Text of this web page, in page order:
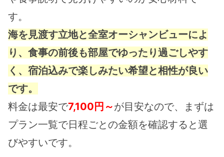
す。
海を見渡す立地と全室オーシャンビューによ
り、食事の前後も部屋でゆったり過ごしやす
く、宿泊込みで楽しみたい希望と相性が良い
です。
料金は最安で7,100円～が目安なので、まずは
プラン一覧で日程ごとの金額を確認すると選
びやすいです。